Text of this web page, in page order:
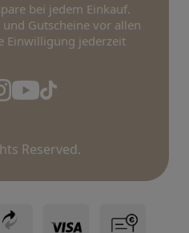
bei jedem Einkauf.
Gutscheine vor allen
Einwilligung jederzeit
Reserved.